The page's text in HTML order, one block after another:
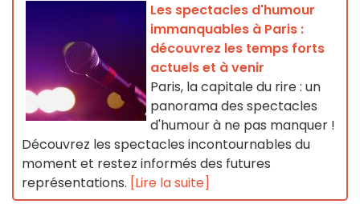
Les spectacles d'humour
immanquables à Paris :
découvrez les temps forts
actuels et à venir
Paris, la capitale du rire : un
panorama des spectacles
d'humour à ne pas manquer !
Découvrez les spectacles incontournables du
moment et restez informés des futures
représentations. [Lire la suite]